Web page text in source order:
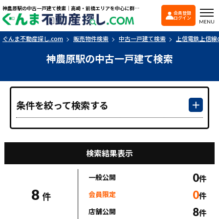
神農原駅の中古一戸建て検索｜高崎・前橋エリアを中心に群馬県の戸建て・マンションを探すなら「ぐんま不動産探し.com」
ぐんま不動産探し
会員登録
ログイン
MENU
ぐんま不動産探し.com 販売物件検索 中古一戸建て検索 上信電鉄上信
神農原駅の中古一戸建て検索
条件を絞って検索する
検索結果表示
8 件
一般公開 0件
会員限定 0件
店舗公開 8件